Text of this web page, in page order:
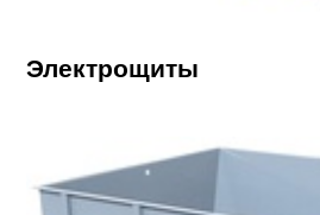
Электрощиты